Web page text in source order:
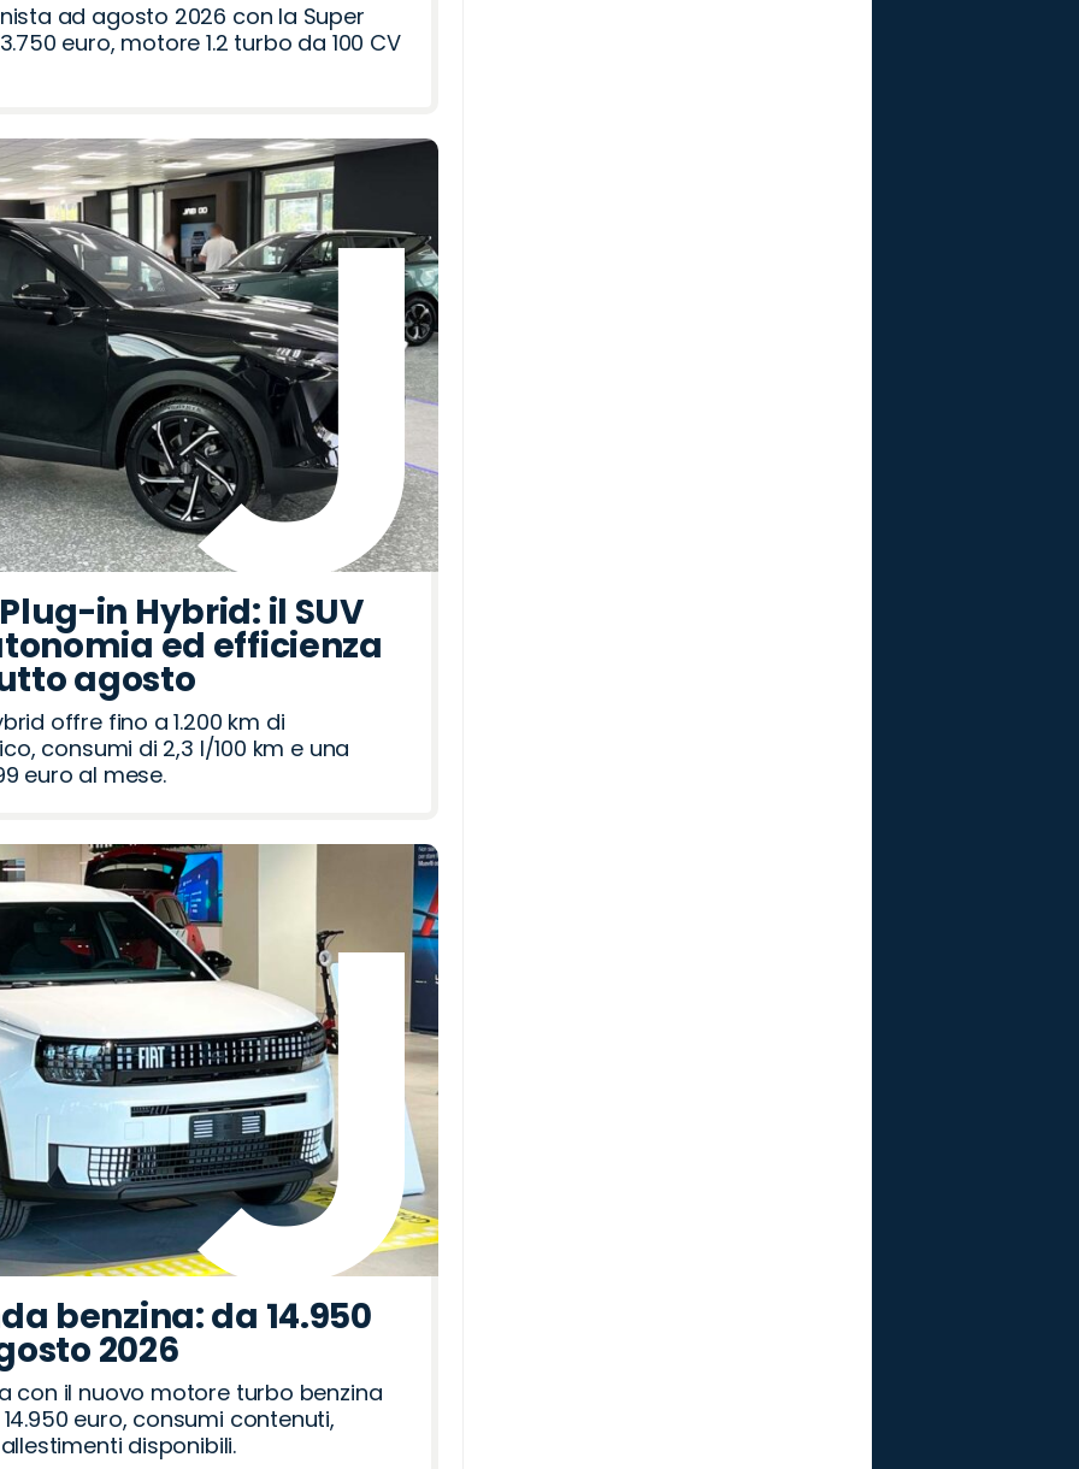
ad agosto 2026 con la Super
euro, motore 1.2 turbo da 100 CV
in Hybrid: il SUV
ed efficienza
agosto
offre fino a 1.200 km di
consumi di 2,3 l/100 km e una
euro al mese.
benzina: da 14.950
2026
con il nuovo motore turbo benzina
euro, consumi contenuti,
disponibili.